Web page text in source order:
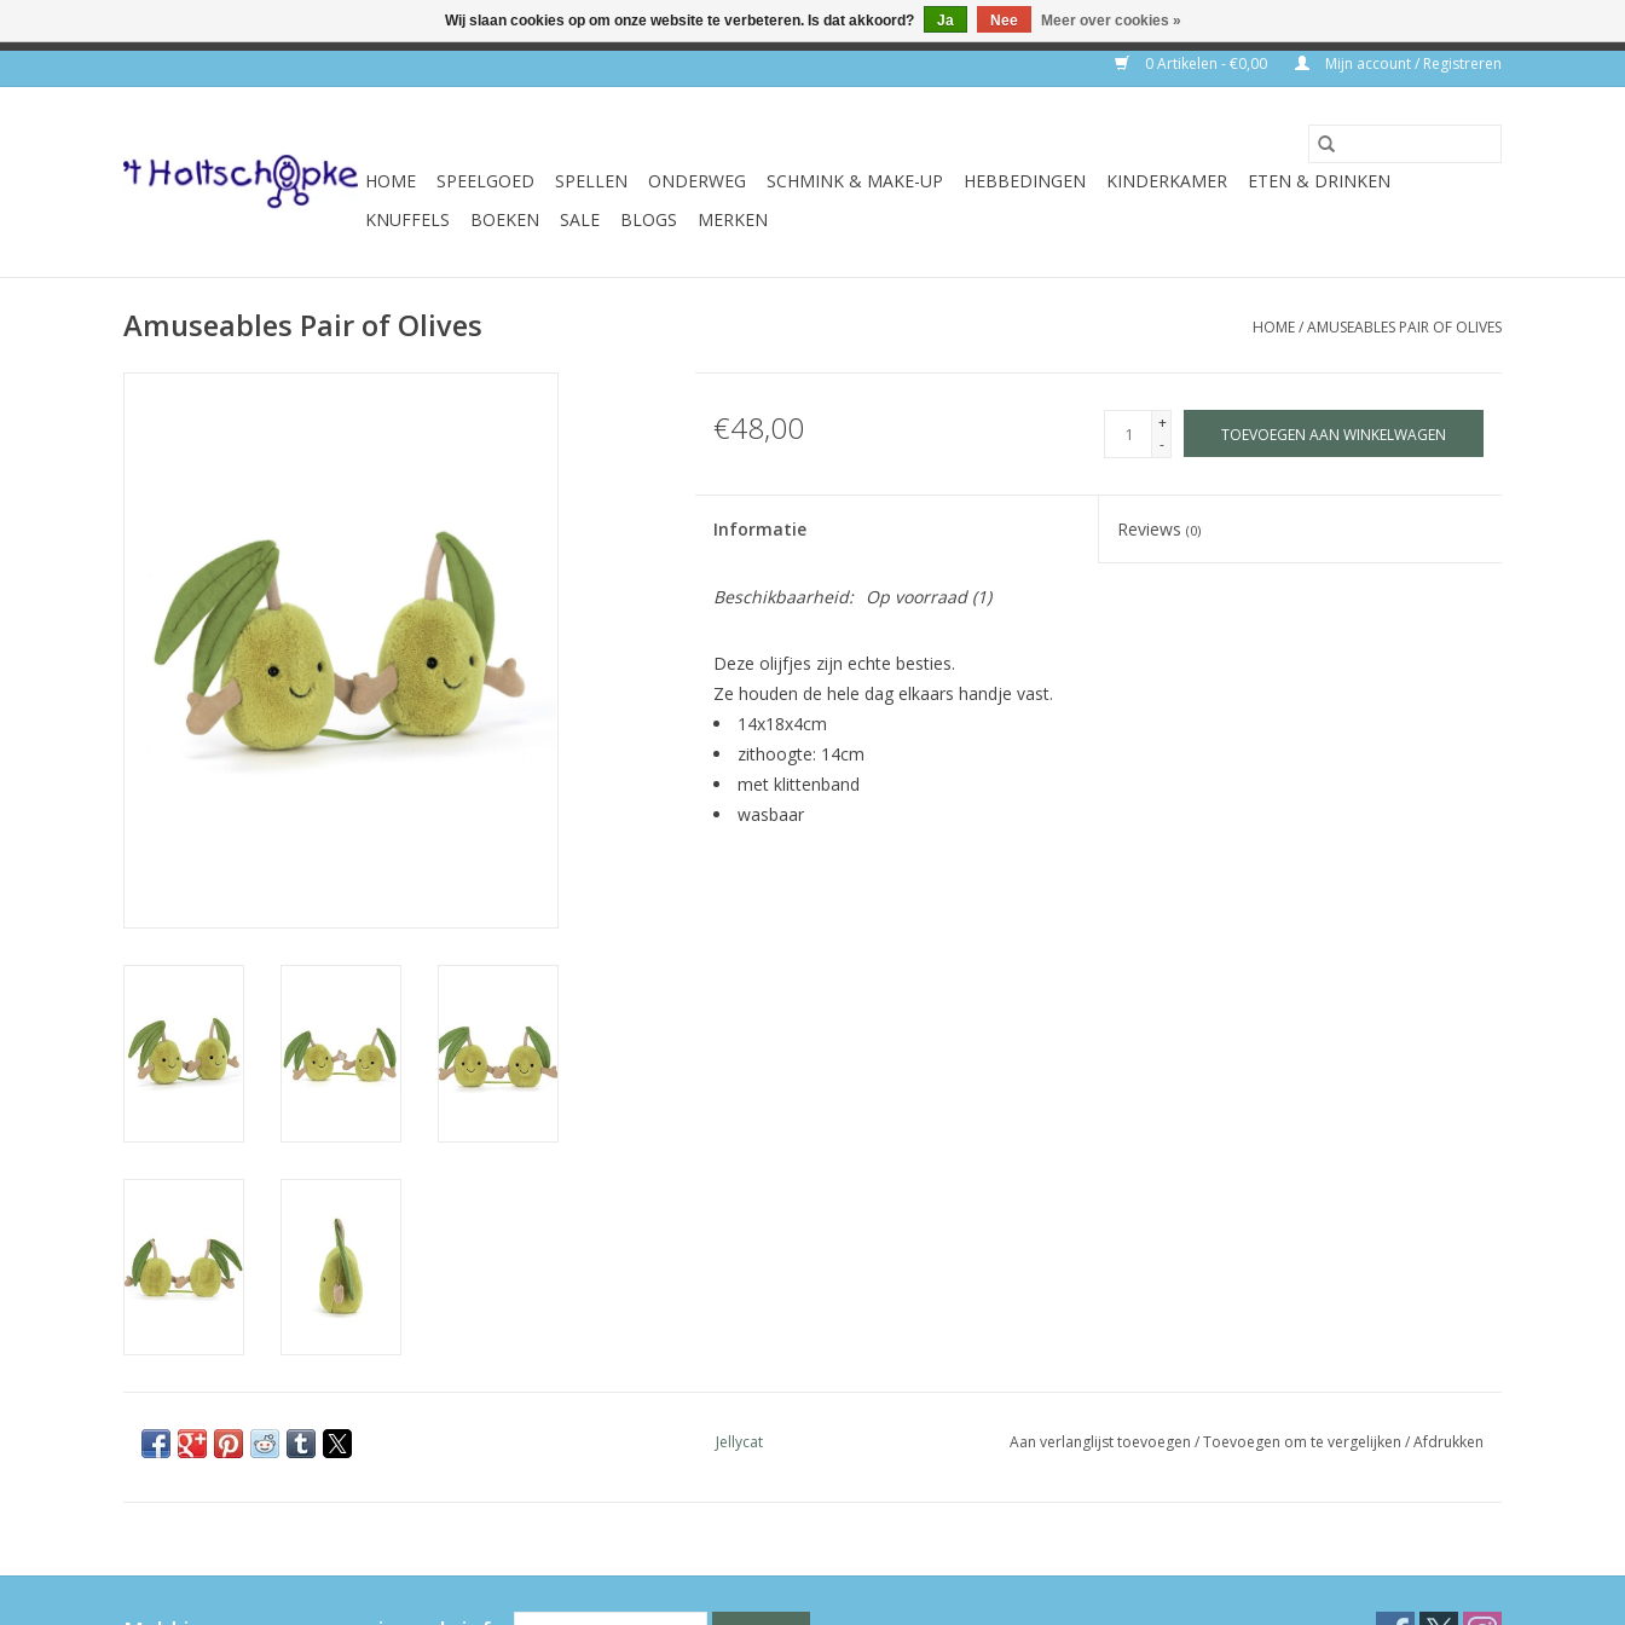
0 Artikelen - €0,00 Mijn account / Registreren
HOME SPEELGOED SPELLEN ONDERWEG SCHMINK & MAKE-UP HEBBEDINGEN KINDERKAMER
ETEN & DRINKEN
KNUFFELS
BOEKEN SALE BLOGS MERKEN
Amuseables Pair of Olives HOME/AMUSEABLES PAIR OF OLIVES
€48,00
+
-
TOEVOEGEN AAN WINKELWAGEN
Informatie Reviews(0)
Beschikbaarheid: Op voorraad(1)
Deze olijfjes zijn echte besties.
Ze houden de hele dag elkaars handje vast.
14x18x4cm
zithoogte: 14cm
met klittenband
wasbaar
Jellycat Aan verlanglijst toevoegen /Toevoegen om te vergelijken /Afdrukken
Wij slaan cookies op om onze website te verbeteren. Is dat akkoord? Ja Nee Meer over cookies »
✔ Winkel & webshop ✔ Gratis verzenden vanaf €75 ✔ Levertijd 1-3 werkdagen